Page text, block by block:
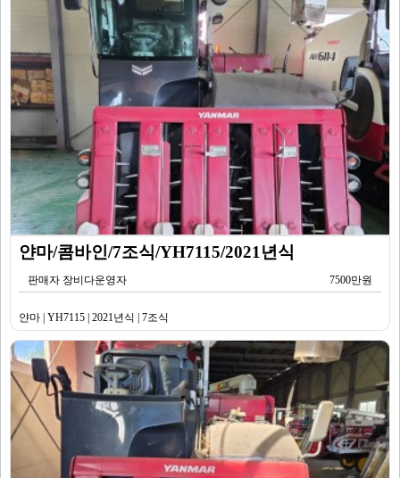
얀마/콤바인/7조식/YH7115/2021년식
판매자 장비다운영자 7500만원
얀마 | YH7115 | 2021년식 | 7조식